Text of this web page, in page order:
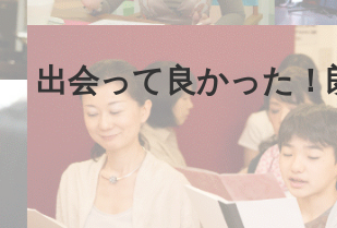
出会って良かった！